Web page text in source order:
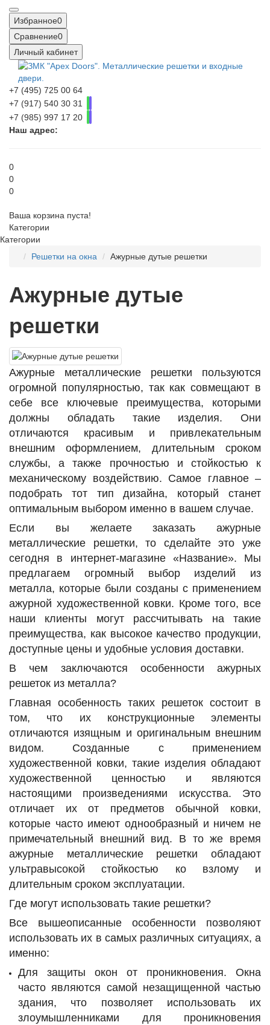
Избранное0
Сравнение0
Личный кабинет
+7 (495) 725 00 64
+7 (917) 540 30 31
+7 (985) 997 17 20
Наш адрес:
0
0
0
Ваша корзина пуста!
Категории
Категории
Решетки на окна
Ажурные дутые решетки
Ажурные дутые
решетки
Ажурные металлические решетки пользуются
огромной популярностью, так как совмещают в
себе все ключевые преимущества, которыми
должны обладать такие изделия. Они
отличаются красивым и привлекательным
внешним оформлением, длительным сроком
службы, а также прочностью и стойкостью к
механическому воздействию. Самое главное –
подобрать тот тип дизайна, который станет
оптимальным выбором именно в вашем случае.
Если вы желаете заказать ажурные
металлические решетки, то сделайте это уже
сегодня в интернет-магазине «Название». Мы
предлагаем огромный выбор изделий из
металла, которые были созданы с применением
ажурной художественной ковки. Кроме того, все
наши клиенты могут рассчитывать на такие
преимущества, как высокое качество продукции,
доступные цены и удобные условия доставки.
В чем заключаются особенности ажурных
решеток из металла?
Главная особенность таких решеток состоит в
том, что их конструкционные элементы
отличаются изящным и оригинальным внешним
видом. Созданные с применением
художественной ковки, такие изделия обладают
художественной ценностью и являются
настоящими произведениями искусства. Это
отличает их от предметов обычной ковки,
которые часто имеют однообразный и ничем не
примечательный внешний вид. В то же время
ажурные металлические решетки обладают
ультравысокой стойкостью ко взлому и
длительным сроком эксплуатации.
Где могут использовать такие решетки?
Все вышеописанные особенности позволяют
использовать их в самых различных ситуациях, а
именно:
Для защиты окон от проникновения. Окна
часто являются самой незащищенной частью
здания, что позволяет использовать их
злоумышленниками для проникновения